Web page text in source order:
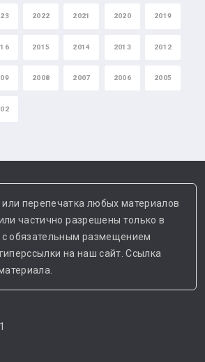
2022 2021 2020 2019
2015 2014 2013 2012
2008 2007 2006 2005
или перепечатка любых материалов
частично разрешены только в
обязательным размещением
на наш сайт. Ссылка